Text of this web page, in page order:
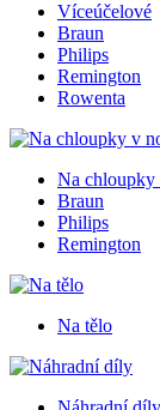
Víceúčelové
Braun
Philips
Remington
Rowenta
Na chloupky
Braun
Philips
Remington
Na tělo